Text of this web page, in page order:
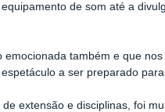
de som até a
emocionada também e que nos
a ser preparado
extensão e disciplinas, foi